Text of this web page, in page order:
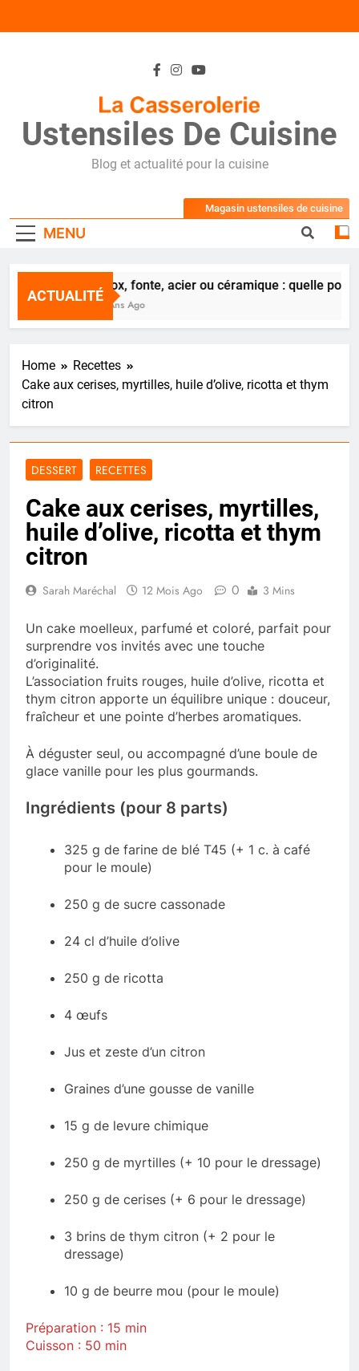
Ustensiles De Cuisine
Blog et actualité pour la cuisine
MENU
Magasin ustensiles de cuisine
ACTUALITÉ
Inox, fonte, acier ou céramique : quelle
2 Ans Ago
Home
Recettes
Cake aux cerises, myrtilles, huile d’olive, ricotta et thym
citron
DESSERT RECETTES
Cake aux cerises, myrtilles,
huile d’olive, ricotta et thym
citron
Sarah Maréchal 12 Mois Ago 0 3 Mins
Un cake moelleux, parfumé et coloré, parfait pour
surprendre vos invités avec une touche
d’originalité.
L’association fruits rouges, huile d’olive, ricotta et
thym citron apporte un équilibre unique : douceur,
fraîcheur et une pointe d’herbes aromatiques.
À déguster seul, ou accompagné d’une boule de
glace vanille pour les plus gourmands.
Ingrédients (pour 8 parts)
325 g de farine de blé T45 (+ 1 c. à café
pour le moule)
250 g de sucre cassonade
24 cl d’huile d’olive
250 g de ricotta
4 œufs
Jus et zeste d’un citron
Graines d’une gousse de vanille
15 g de levure chimique
250 g de myrtilles (+ 10 pour le dressage)
250 g de cerises (+ 6 pour le dressage)
3 brins de thym citron (+ 2 pour le
dressage)
10 g de beurre mou (pour le moule)
Préparation : 15 min
Cuisson : 50 min